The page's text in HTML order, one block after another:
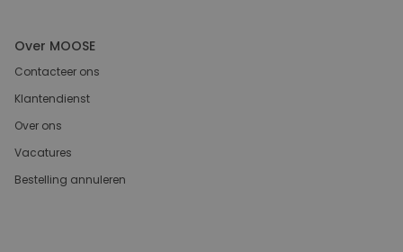
Over MOOSE
Contacteer ons
Klantendienst
Over ons
Vacatures
Bestelling annuleren